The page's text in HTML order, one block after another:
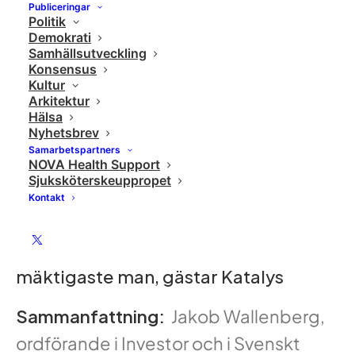
Publiceringar
Politik
Demokrati
Samhällsutveckling
Konsensus
Kultur
Arkitektur
Hälsa
Nyhetsbrev
Samarbetspartners
NOVA Health Support
Sjuksköterskeuppropet
Kontakt
mäktigaste man, gästar Katalys
Sammanfattning: Jakob Wallenberg,
ordförande i Investor och i Svenskt